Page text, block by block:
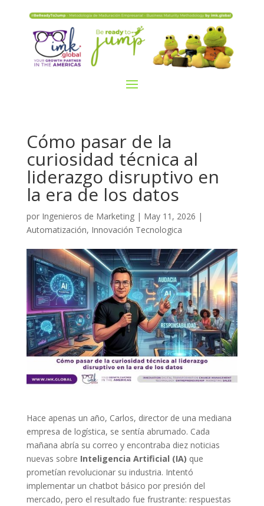
Cómo pasar de la
curiosidad técnica al
liderazgo disruptivo en
la era de los datos
por Ingenieros de Marketing| May 11, 2026 |
Automatización, Innovación Tecnologica
Hace apenas un año, Carlos, director de una mediana
empresa de logística, se sentía abrumado. Cada
mañana abría su correo y encontraba diez noticias
nuevas sobre Inteligencia Artificial (IA) que
prometían revolucionar su industria. Intentó
implementar un chatbot básico por presión del
mercado, pero el resultado fue frustrante: respuestas